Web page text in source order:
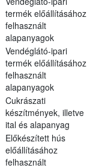
termék előállításához
felhasznált
alapanyagok
Vendéglátó-ipari
termék előállításához
felhasznált
alapanyagok
Cukrászati
készítmények, illetve
ital és alapanyag
Előkészített hús
előállításához
felhasznált